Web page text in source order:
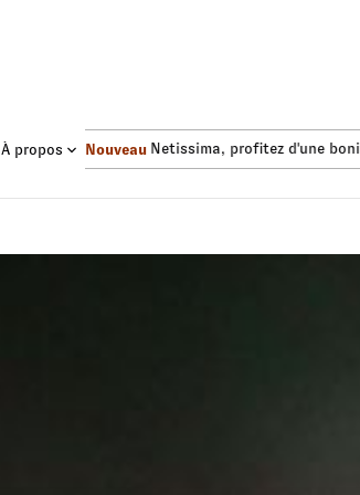
À propos Nouveau
Fonds Euro Netissima, profitez d'une